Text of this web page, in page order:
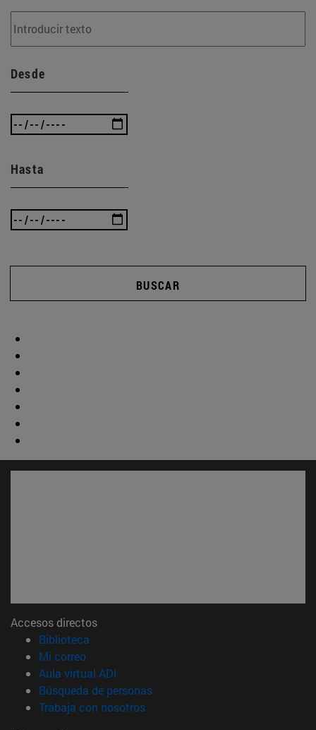
Desde
Hasta
BUSCAR
Accesos directos
Biblioteca
Mi correo(abre en nueva ventana)
Aula virtual ADI
Búsqueda de personas(abre en nueva ventana)
Trabaja con nosotros(abre en nueva ventana)